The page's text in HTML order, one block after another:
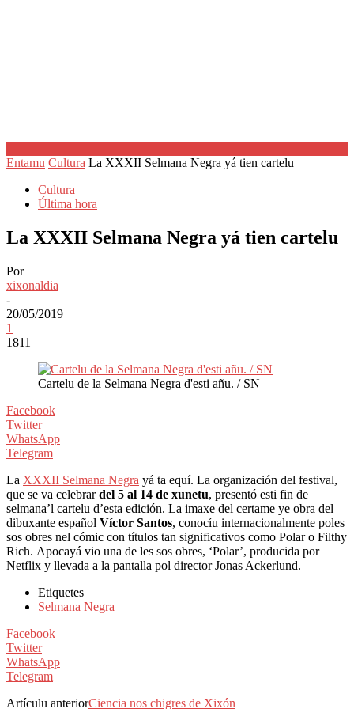
Entamu Cultura La XXXII Selmana Negra yá tien cartelu
Cultura
Última hora
La XXXII Selmana Negra yá tien cartelu
Por
xixonaldia
-
20/05/2019
1
1811
Cartelu de la Selmana Negra d'esti añu. / SN
Facebook
Twitter
WhatsApp
Telegram
La XXXII Selmana Negra yá ta equí. La organización del festival,
que se va celebrardel 5 al 14 de xunetu, presentó esti fin de
selmana’l cartelu d’esta edición. La imaxe del certame ye obra del
dibuxante español Víctor Santos, conocíu internacionalmente poles
sos obres nel cómic con títulos tan significativos como Polar o Filthy
Rich. Apocayá vio una de les sos obres, ‘Polar’, producida por
Netflix y llevada a la pantalla pol director Jonas Ackerlund.
Etiquetes
Selmana Negra
Facebook
Twitter
WhatsApp
Telegram
Artículu anteriorCiencia nos chigres de Xixón